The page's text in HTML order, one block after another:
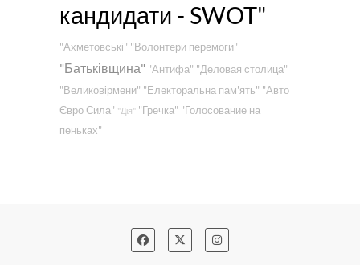
кандидати - SWOT"
"Ахметовські" "Волонтери перемоги"
"Батьківщина" "Антифа" "Деловая столица"
"Великовірмени" "Електоральна пам'ять" "Авто
Євро Сила" "Дія" "Гречка" "Голосование на
пеньках"